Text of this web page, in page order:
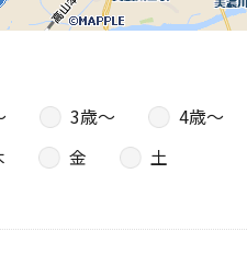
3歳〜 4歳〜
金
土